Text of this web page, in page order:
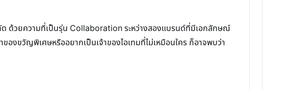
ด ด้วยความที่เป็นรุ่น Collaboration ระหว่างสองแบรนด์ที่มีเอกลักษณ์
องขวัญพิเศษหรืออยากเป็นเจ้าของไอเทมที่ไม่เหมือนใคร ก็อาจพบว่า